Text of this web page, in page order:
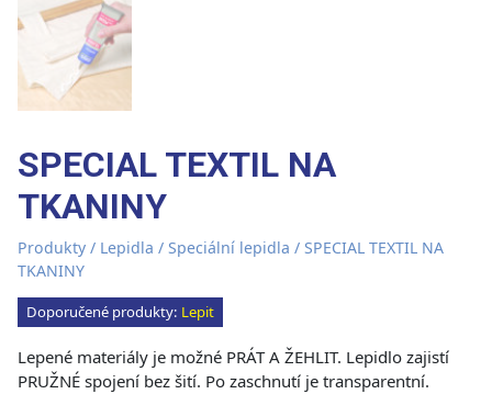
SPECIAL TEXTIL NA
TKANINY
Produkty / Lepidla / Speciální lepidla / SPECIAL TEXTIL NA
TKANINY
Doporučené produkty: Lepit
Lepené materiály je možné PRÁT A ŽEHLIT. Lepidlo zajistí
PRUŽNÉ spojení bez šití. Po zaschnutí je transparentní.